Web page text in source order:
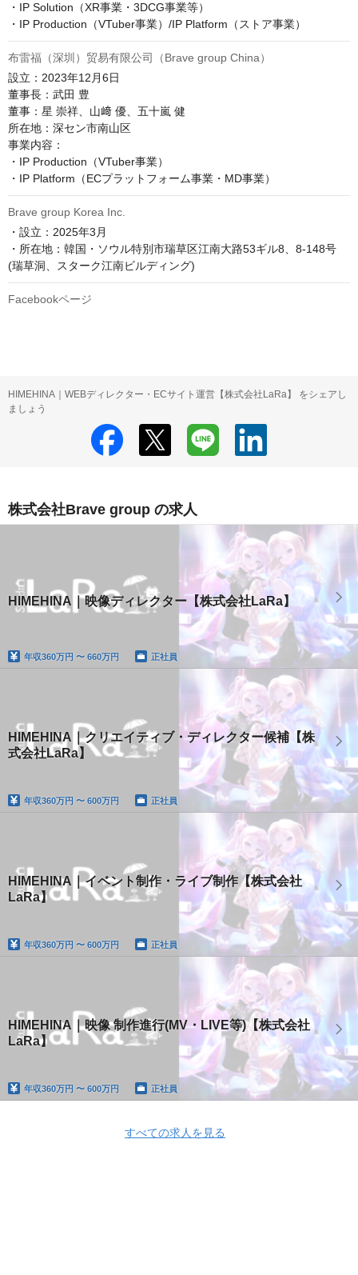
・IP Solution（XR事業・3DCG事業等）
・IP Production（VTuber事業）/IP Platform（ストア事業）
布雷福（深圳）贸易有限公司（Brave group China）
設立：2023年12月6日
董事長：武田 豊
董事：星 崇祥、山﨑 優、五十嵐 健
所在地：深セン市南山区
事業内容：
・IP Production（VTuber事業）
・IP Platform（ECプラットフォーム事業・MD事業）
Brave group Korea Inc.
・設立：2025年3月
・所在地：韓国・ソウル特別市瑞草区江南大路53ギル8、8-148号
(瑞草洞、スターク江南ビルディング)
Facebookページ
HIMEHINA｜WEBディレクター・ECサイト運営【株式会社LaRa】 をシェアし
ましょう
株式会社Brave group の求人
HIMEHINA｜映像ディレクター【株式会社LaRa】
年収360万円 〜 660万円 正社員
HIMEHINA｜クリエイティブ・ディレクター候補【株
式会社LaRa】
年収360万円 〜 600万円 正社員
HIMEHINA｜イベント制作・ライブ制作【株式会社
LaRa】
年収360万円 〜 600万円 正社員
HIMEHINA｜映像 制作進行(MV・LIVE等)【株式会社
LaRa】
年収360万円 〜 600万円 正社員
すべての求人を見る